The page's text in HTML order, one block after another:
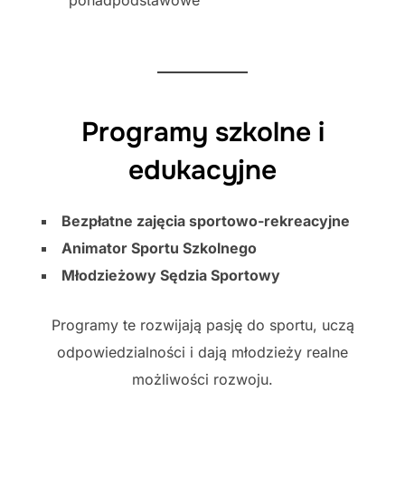
Programy szkolne i
edukacyjne
Bezpłatne zajęcia sportowo-rekreacyjne
Animator Sportu Szkolnego
Młodzieżowy Sędzia Sportowy
Programy te rozwijają pasję do sportu, uczą
odpowiedzialności i dają młodzieży realne
możliwości rozwoju.